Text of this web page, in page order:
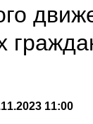
11:00